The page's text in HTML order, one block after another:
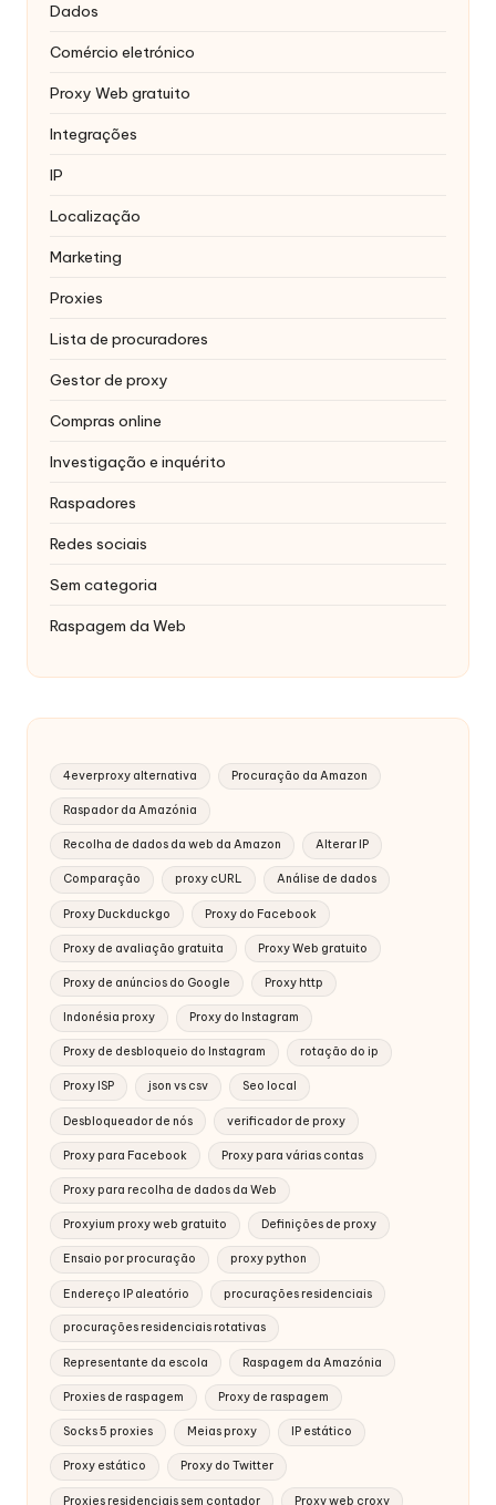
Dados
Comércio eletrónico
Proxy Web gratuito
Integrações
IP
Localização
Marketing
Proxies
Lista de procuradores
Gestor de proxy
Compras online
Investigação e inquérito
Raspadores
Redes sociais
Sem categoria
Raspagem da Web
4everproxy alternativa Procuração da Amazon
Raspador da Amazónia
Recolha de dados da web da Amazon Alterar IP
Comparação proxy cURL Análise de dados
Proxy Duckduckgo Proxy do Facebook
Proxy de avaliação gratuita Proxy Web gratuito
Proxy de anúncios do Google Proxy http
Indonésia proxy Proxy do Instagram
Proxy de desbloqueio do Instagram rotação do ip
Proxy ISP json vs csv Seo local
Desbloqueador de nós verificador de proxy
Proxy para Facebook Proxy para várias contas
Proxy para recolha de dados da Web
Proxyium proxy web gratuito Definições de proxy
Ensaio por procuração proxy python
Endereço IP aleatório procurações residenciais
procurações residenciais rotativas
Representante da escola Raspagem da Amazónia
Proxies de raspagem Proxy de raspagem
Socks 5 proxies Meias proxy IP estático
Proxy estático Proxy do Twitter
Proxies residenciais sem contador Proxy web croxy